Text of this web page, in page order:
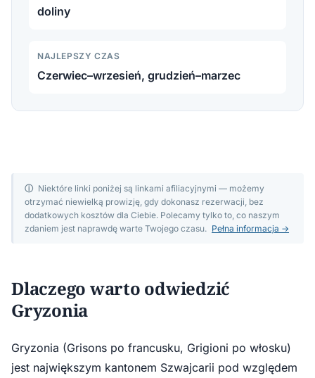
doliny
NAJLEPSZY CZAS
Czerwiec–wrzesień, grudzień–marzec
ⓘ Niektóre linki poniżej są linkami afiliacyjnymi — możemy
otrzymać niewielką prowizję, gdy dokonasz rezerwacji, bez
dodatkowych kosztów dla Ciebie. Polecamy tylko to, co naszym
zdaniem jest naprawdę warte Twojego czasu. Pełna informacja →
Dlaczego warto odwiedzić
Gryzonia
Gryzonia (Grisons po francusku, Grigioni po włosku)
jest największym kantonem Szwajcarii pod względem